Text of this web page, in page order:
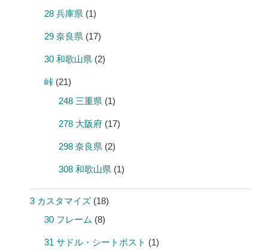
28 兵庫県 (1)
29 奈良県 (17)
30 和歌山県 (2)
峠 (21)
248 三重県 (1)
278 大阪府 (17)
298 奈良県 (2)
308 和歌山県 (1)
3 カスタマイズ (18)
30 フレーム (8)
31 サドル・シートポスト (1)